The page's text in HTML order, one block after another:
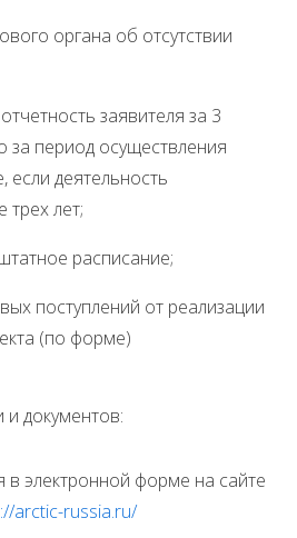
органа об отсутствии
заявителя за 3
за период осуществления
если деятельность
трех лет;
расписание;
поступлений от реализации
(по форме)
документов:
электронной форме на сайте
arctic-russia.ru/